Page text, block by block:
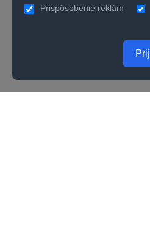
Prispôsobenie reklám